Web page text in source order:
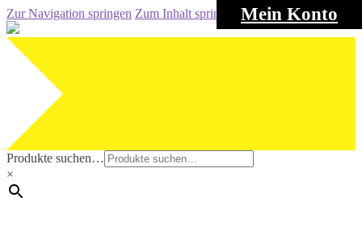
Mein Konto
Zur Navigation springen Zum Inhalt springen
Produkte suchen…
×